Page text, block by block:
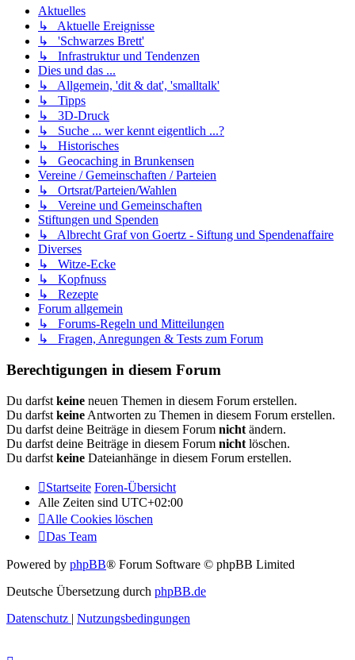
Aktuelles
↳ Aktuelle Ereignisse
↳ 'Schwarzes Brett'
↳ Infrastruktur und Tendenzen
Dies und das ...
↳ Allgemein, 'dit & dat', 'smalltalk'
↳ Tipps
↳ 3D-Druck
↳ Suche ... wer kennt eigentlich ...?
↳ Historisches
↳ Geocaching in Brunkensen
Vereine / Gemeinschaften / Parteien
↳ Ortsrat/Parteien/Wahlen
↳ Vereine und Gemeinschaften
Stiftungen und Spenden
↳ Albrecht Graf von Goertz - Siftung und Spendenaffaire
Diverses
↳ Witze-Ecke
↳ Kopfnuss
↳ Rezepte
Forum allgemein
↳ Forums-Regeln und Mitteilungen
↳ Fragen, Anregungen & Tests zum Forum
Berechtigungen in diesem Forum
Du darfst keine neuen Themen in diesem Forum erstellen.
Du darfst keine Antworten zu Themen in diesem Forum erstellen.
Du darfst deine Beiträge in diesem Forum nicht ändern.
Du darfst deine Beiträge in diesem Forum nicht löschen.
Du darfst keine Dateianhänge in diesem Forum erstellen.
Startseite Foren-Übersicht
Alle Zeiten sind UTC+02:00
Alle Cookies löschen
Das Team
Powered by phpBB® Forum Software © phpBB Limited
Deutsche Übersetzung durch phpBB.de
Datenschutz | Nutzungsbedingungen